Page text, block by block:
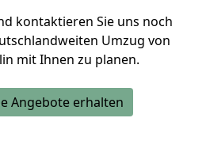
kontaktieren Sie uns noch
Umzug von
mit Ihnen zu planen.
Angebote erhalten